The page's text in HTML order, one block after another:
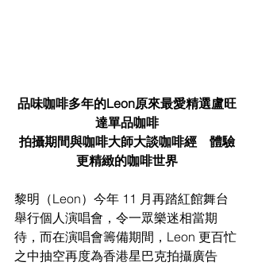
品味咖啡多年的Leon原來最愛精選盧旺
達單品咖啡
拍攝期間與咖啡大師大談咖啡經　體驗
更精緻的咖啡世界
黎明（Leon）今年 11 月再踏紅館舞台
舉行個人演唱會，令一眾樂迷相當期
待，而在演唱會籌備期間，Leon 更百忙
之中抽空再度為香港星巴克拍攝廣告